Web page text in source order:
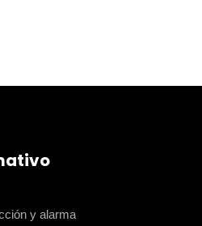
y alarma